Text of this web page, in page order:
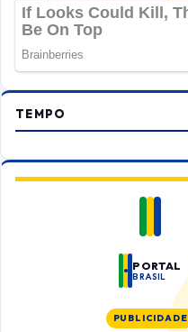
TEMPO
PORTAL
BRASIL
PUBLICIDADE